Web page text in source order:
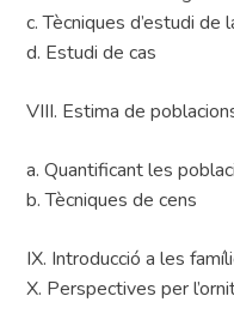
c. Tècniques d’estudi de
d. Estudi de cas
VIII. Estima de
a. Quantificant les
b. Tècniques de cens
IX. Introducció a les
X. Perspectives per